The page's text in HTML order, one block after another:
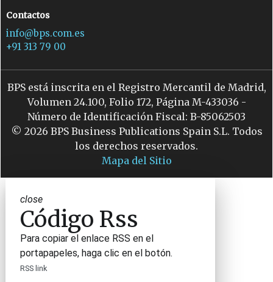
Contactos
info@bps.com.es
+91 313 79 00
BPS está inscrita en el Registro Mercantil de Madrid,
Volumen 24.100, Folio 172, Página M-433036 -
Número de Identificación Fiscal: B-85062503
© 2026 BPS Business Publications Spain S.L. Todos
los derechos reservados.
Mapa del Sitio
close
Código Rss
Para copiar el enlace RSS en el
portapapeles, haga clic en el botón.
RSS link